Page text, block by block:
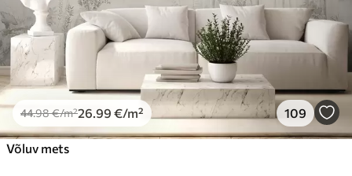
44.98€/m²26.99 €/m² 109
Võluv mets